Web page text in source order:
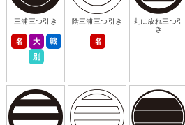
三浦三つ引き
名 大
戦
別
陰三浦三つ引き
名
丸に放れ三つ引
き